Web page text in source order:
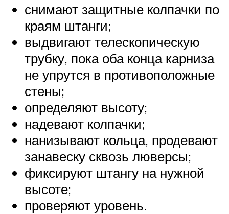
снимают защитные колпачки по
краям штанги;
выдвигают телескопическую
трубку, пока оба конца карниза
не упрутся в противоположные
стены;
определяют высоту;
надевают колпачки;
нанизывают кольца, продевают
занавеску сквозь люверсы;
фиксируют штангу на нужной
высоте;
проверяют уровень.